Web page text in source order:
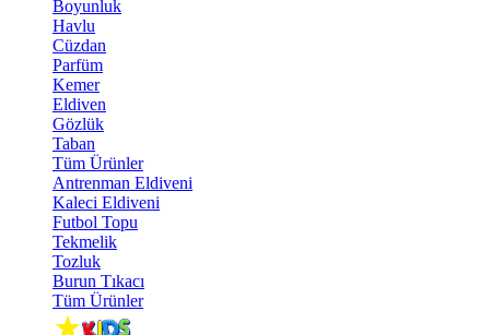
Boyunluk
Havlu
Cüzdan
Parfüm
Kemer
Eldiven
Gözlük
Taban
Tüm Ürünler
Antrenman Eldiveni
Kaleci Eldiveni
Futbol Topu
Tekmelik
Tozluk
Burun Tıkacı
Tüm Ürünler